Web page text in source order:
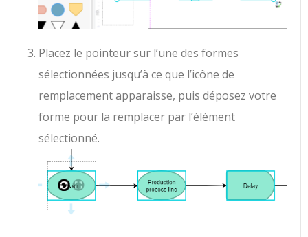
Placez le pointeur sur l’une des formes
sélectionnées jusqu’à ce que l’icône de
remplacement apparaisse, puis déposez votre
forme pour la remplacer par l’élément
sélectionné.